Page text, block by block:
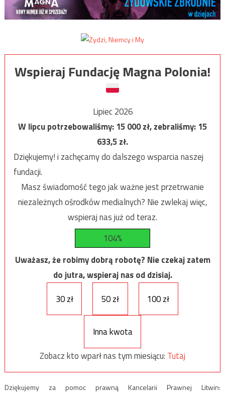
Wspieraj Fundację Magna Polonia!
Lipiec 2026
W lipcu potrzebowaliśmy:15 000zł, zebraliśmy:15
633,5zł.
Dziękujemy! i zachęcamy do dalszego wsparcia naszej
fundacji.
Masz świadomość tego jak ważne jest przetrwanie
niezależnych ośrodków medialnych? Nie zwlekaj więc,
wspieraj nas już od teraz.
104%
Uważasz, że robimy dobrą robotę? Nie czekaj zatem
do jutra, wspieraj nas od dzisiaj.
30 zł
50 zł 100 zł
Inna kwota
Zobacz kto wparł nas tym miesiącu: Tutaj
Dziękujemy za pomoc prawną Kancelarii Prawnej Litwin: